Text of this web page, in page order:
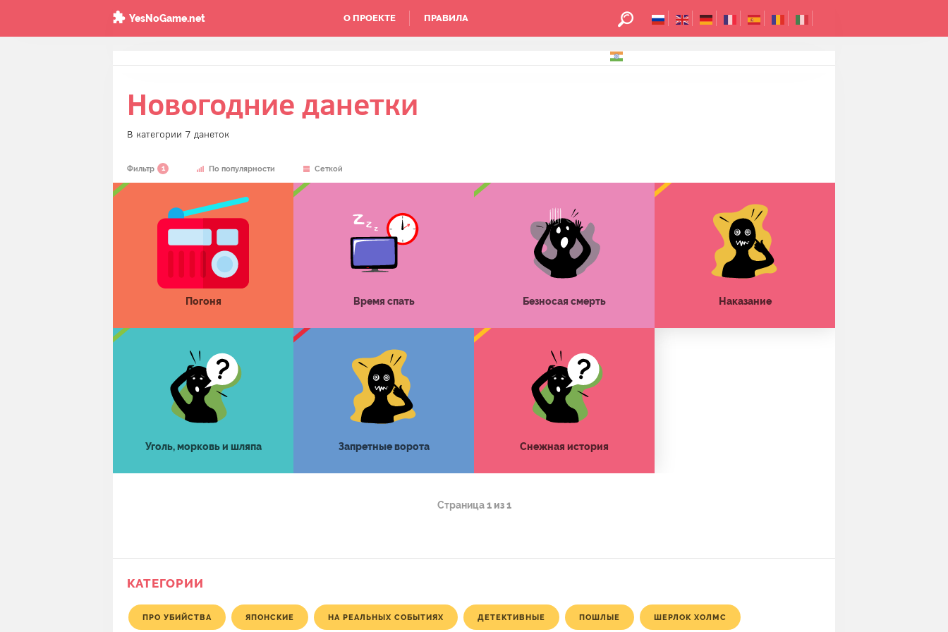
О ПРОЕКТЕ ПРАВИЛА
YesNoGame.net
Новогодние данетки
В категории 7 данеток
Фильтр 1 По популярности Сеткой
Погоня Время спать Безносая смерть Наказание
Уголь, морковь и шляпа Запретные ворота Снежная история
Страница1 из 1
КАТЕГОРИИ
ПРО УБИЙСТВА ЯПОНСКИЕ НА РЕАЛЬНЫХ СОБЫТИЯХ ДЕТЕКТИВНЫЕ ПОШЛЫЕ ШЕРЛОК ХОЛМС